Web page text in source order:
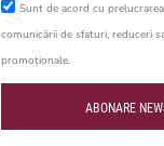
Sunt de acord cu
comunicării de sfaturi, reduceri
promoționale.
ABONARE